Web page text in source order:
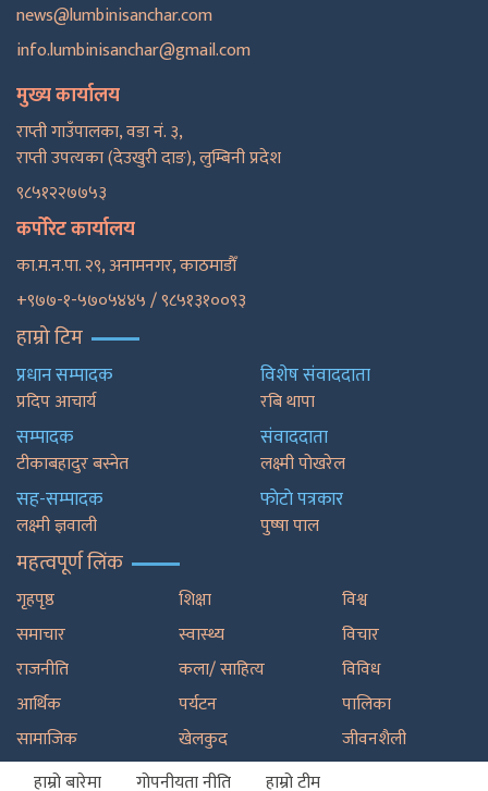
news@lumbinisanchar.com
info.lumbinisanchar@gmail.com
मुख्य कार्यालय
राप्ती गाउँपालका, वडा नं. ३,
राप्ती उपत्यका (देउखुरी दाङ), लुम्बिनी प्रदेश
९८५१२२७७५३
कर्पोरेट कार्यालय
का.म.न.पा. २९, अनामनगर, काठमाडाैँ
+९७७-१-५७०५४४५ / ९८५१३१००९३
हाम्रो टिम
प्रधान सम्पादक
प्रदिप आचार्य
सम्पादक
टीकाबहादुर बस्नेत
सह-सम्पादक
लक्ष्मी ज्ञवाली
विशेष संवाददाता
रबि थापा
संवाददाता
लक्ष्मी पोखरेल
फाेटाे पत्रकार
पुष्षा पाल
महत्वपूर्ण लिंक
गृहपृष्ठ
समाचार
राजनीति
आर्थिक
सामाजिक
शिक्षा
स्वास्थ्य
कला/ साहित्य
पर्यटन
खेलकुद
विश्व
विचार
विविध
पालिका
जीवनशैली
हाम्रो बारेमा
गोपनीयता नीति हाम्रो टीम